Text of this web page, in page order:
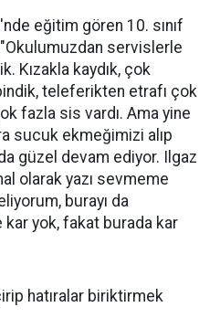
eğitim gören 10. sınıf
servislerle
Kızakla kaydık, çok
teleferikten etrafı çok
fazla sis vardı. Ama yine
sucuk ekmeğimizi alıp
güzel devam ediyor. Ilgaz
olarak yazı sevmeme
burayı da
yok, fakat burada kar
hatıralar biriktirmek